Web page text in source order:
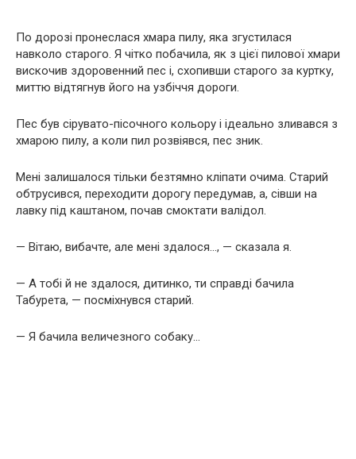
По дорозі пронеслася хмара пилу, яка згустилася
навколо старого. Я чітко побачила, як з цієї пилової хмари
вискочив здоровенний пес і, схопивши старого за куртку,
миттю відтягнув його на узбіччя дороги.
Пес був сірувато-пісочного кольору і ідеально зливався з
хмарою пилу, а коли пил розвіявся, пес зник.
Мені залишалося тільки безтямно кліпати очима. Старий
обтрусився, переходити дорогу передумав, а, сівши на
лавку під каштаном, почав смоктати валідол.
— Вітаю, вибачте, але мені здалося…, — сказала я.
— А тобі й не здалося, дитинко, ти справді бачила
Табурета, — посміхнувся старий.
— Я бачила величезного собаку…